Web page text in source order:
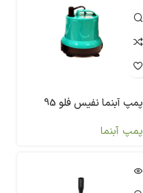
پمپ آبنما نفیس فلو 95
پمپ آبنما